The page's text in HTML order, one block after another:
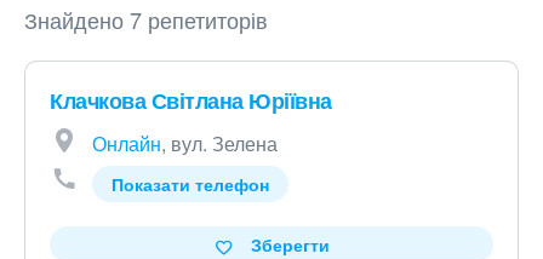
Знайдено 7 репетиторів
Клачкова Світлана Юріївна
Онлайн, вул. Зелена
Показати телефон
Зберегти